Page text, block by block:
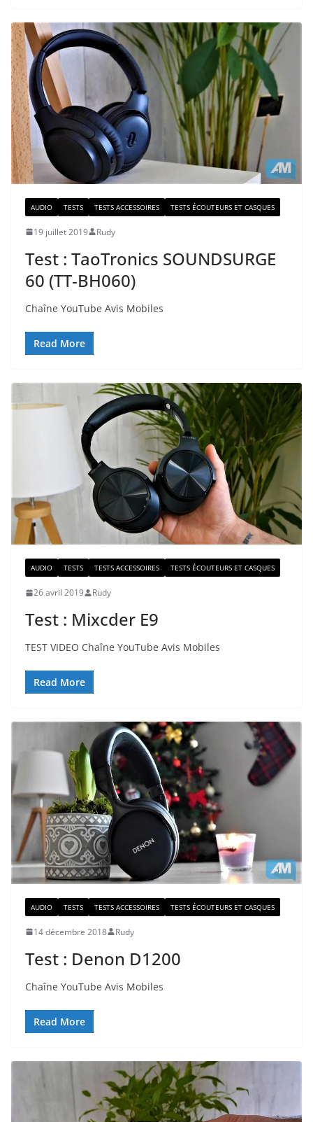
AUDIO TESTS TESTS ACCESSOIRES TESTS ÉCOUTEURS ET CASQUES
19 juillet 2019 Rudy
Test : TaoTronics SOUNDSURGE
60 (TT-BH060)
Chaîne YouTube Avis Mobiles
Read More
AUDIO TESTS TESTS ACCESSOIRES TESTS ÉCOUTEURS ET CASQUES
26 avril 2019 Rudy
Test : Mixcder E9
TEST VIDEO Chaîne YouTube Avis Mobiles
Read More
AUDIO TESTS TESTS ACCESSOIRES TESTS ÉCOUTEURS ET CASQUES
14 décembre 2018 Rudy
Test : Denon D1200
Chaîne YouTube Avis Mobiles
Read More